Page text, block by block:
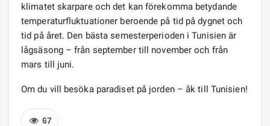
klimatet skarpare och det kan förekomma betydande
temperaturfluktuationer beroende på tid på dygnet och
tid på året. Den bästa semesterperioden i Tunisien är
lågsäsong – från september till november och från
mars till juni.
Om du vill besöka paradiset på jorden – åk till Tunisien!
67